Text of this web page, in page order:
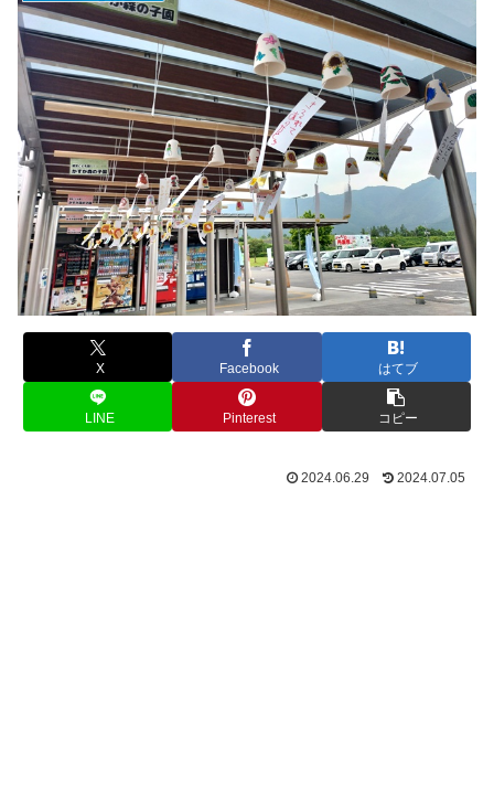
X Facebook はてブ
LINE Pinterest コピー
2024.06.29 2024.07.05